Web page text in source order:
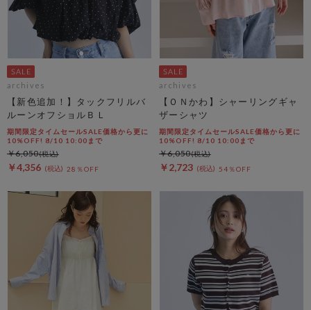
archives
【新色追加！】タックフリルバ
ルーンオフショルＢＬ
期間限定タイムセールSALE価格から更に
10%OFF! 8/10 10:00まで
￥4,356 28％OFF
￥6,050
archives
【ＯＮかわ】シャーリングギャ
ザーシャツ
期間限定タイムセールSALE価格から更に
10%OFF! 8/10 10:00まで
￥2,723 54％OFF
￥6,050